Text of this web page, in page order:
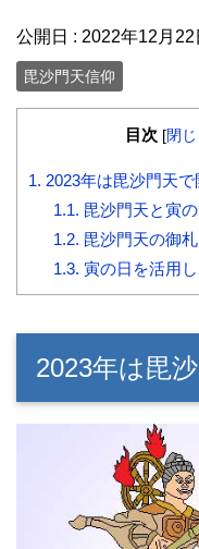
公開日 : 2022年12月22
毘沙門天信仰
目次 [閉じ
1. 2023年は毘沙門天で
1.1. 毘沙門天と寅
1.2. 毘沙門天の御
1.3. 寅の日を活用し
2023年は毘